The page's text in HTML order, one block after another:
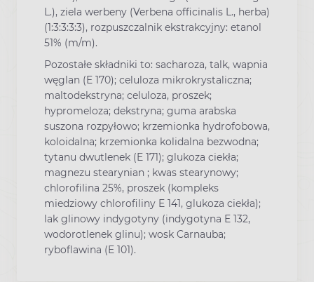
L.), ziela werbeny (Verbena officinalis L., herba)
(1:3:3:3:3), rozpuszczalnik ekstrakcyjny: etanol
51% (m/m).
Pozostałe składniki to: sacharoza, talk, wapnia
węglan (E 170); celuloza mikrokrystaliczna;
maltodekstryna; celuloza, proszek;
hypromeloza; dekstryna; guma arabska
suszona rozpyłowo; krzemionka hydrofobowa,
koloidalna; krzemionka kolidalna bezwodna;
tytanu dwutlenek (E 171); glukoza ciekła;
magnezu stearynian ; kwas stearynowy;
chlorofilina 25%, proszek (kompleks
miedziowy chlorofiliny E 141, glukoza ciekła);
lak glinowy indygotyny (indygotyna E 132,
wodorotlenek glinu); wosk Carnauba;
ryboflawina (E 101).